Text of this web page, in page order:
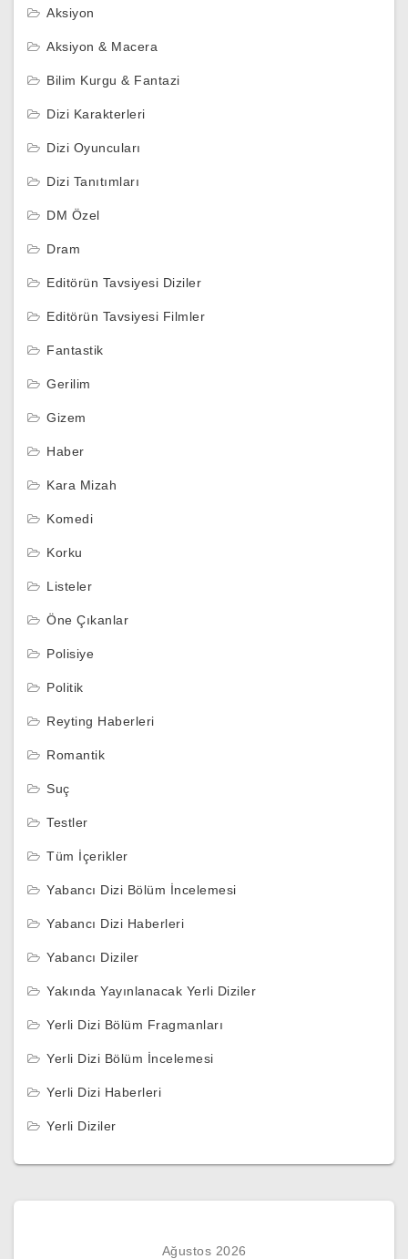
Aksiyon
Aksiyon & Macera
Bilim Kurgu & Fantazi
Dizi Karakterleri
Dizi Oyuncuları
Dizi Tanıtımları
DM Özel
Dram
Editörün Tavsiyesi Diziler
Editörün Tavsiyesi Filmler
Fantastik
Gerilim
Gizem
Haber
Kara Mizah
Komedi
Korku
Listeler
Öne Çıkanlar
Polisiye
Politik
Reyting Haberleri
Romantik
Suç
Testler
Tüm İçerikler
Yabancı Dizi Bölüm İncelemesi
Yabancı Dizi Haberleri
Yabancı Diziler
Yakında Yayınlanacak Yerli Diziler
Yerli Dizi Bölüm Fragmanları
Yerli Dizi Bölüm İncelemesi
Yerli Dizi Haberleri
Yerli Diziler
Ağustos 2026